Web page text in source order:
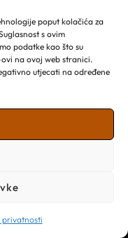
poput kolačića za
s ovim
podatke kao što su
na ovoj web stranici.
utjecati na određene
privatnosti
076
Grada Makarske​